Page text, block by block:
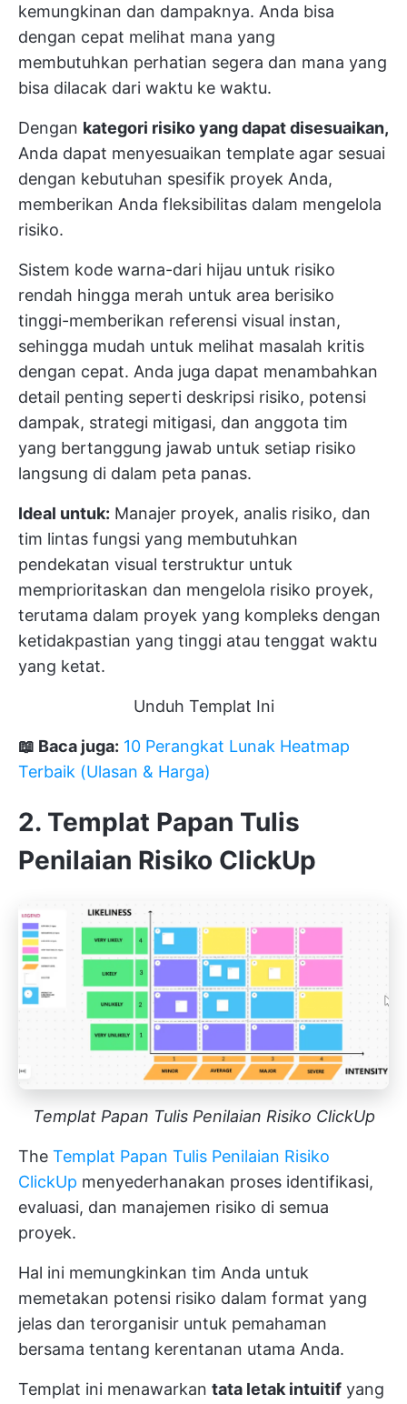
kemungkinan dan dampaknya. Anda bisa
dengan cepat melihat mana yang
membutuhkan perhatian segera dan mana yang
bisa dilacak dari waktu ke waktu.
Dengan kategori risiko yang dapat disesuaikan,
Anda dapat menyesuaikan template agar sesuai
dengan kebutuhan spesifik proyek Anda,
memberikan Anda fleksibilitas dalam mengelola
risiko.
Sistem kode warna-dari hijau untuk risiko
rendah hingga merah untuk area berisiko
tinggi-memberikan referensi visual instan,
sehingga mudah untuk melihat masalah kritis
dengan cepat. Anda juga dapat menambahkan
detail penting seperti deskripsi risiko, potensi
dampak, strategi mitigasi, dan anggota tim
yang bertanggung jawab untuk setiap risiko
langsung di dalam peta panas.
Ideal untuk: Manajer proyek, analis risiko, dan
tim lintas fungsi yang membutuhkan
pendekatan visual terstruktur untuk
memprioritaskan dan mengelola risiko proyek,
terutama dalam proyek yang kompleks dengan
ketidakpastian yang tinggi atau tenggat waktu
yang ketat.
Unduh Templat Ini
📖 Baca juga: 10 Perangkat Lunak Heatmap
Terbaik (Ulasan & Harga)
2. Templat Papan Tulis
Penilaian Risiko ClickUp
Templat Papan Tulis Penilaian Risiko ClickUp
The Templat Papan Tulis Penilaian Risiko
ClickUp menyederhanakan proses identifikasi,
evaluasi, dan manajemen risiko di semua
proyek.
Hal ini memungkinkan tim Anda untuk
memetakan potensi risiko dalam format yang
jelas dan terorganisir untuk pemahaman
bersama tentang kerentanan utama Anda.
Templat ini menawarkan tata letak intuitif yang